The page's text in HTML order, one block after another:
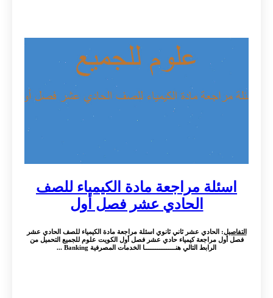
اسئلة مراجعة مادة الكيمياء للصف
الحادي عشر فصل أول
التفاصيل: الحادي عشر ثاني ثانوي اسئلة مراجعة مادة الكيمياء للصف الحادي عشر
فصل أول مراجعة كيمياء حادي عشر فصل أول الكويت علوم للجميع التحميل من
الرابط التالي هنـــــــــــــــــا الخدمات المصرفية Banking ...